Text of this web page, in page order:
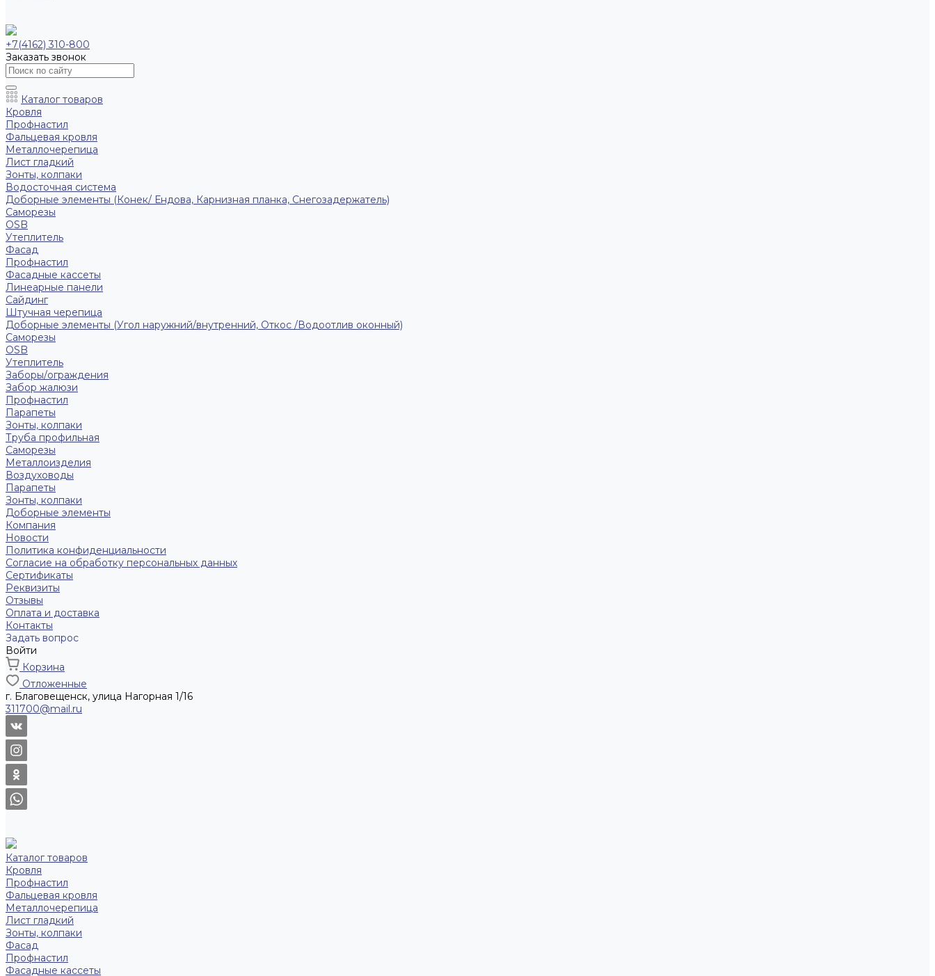
+7(4162) 310-800
Заказать звонок
Каталог товаров
Кровля
Профнастил
Фальцевая кровля
Металлочерепица
Лист гладкий
Зонты, колпаки
Водосточная система
Доборные элементы (Конек/ Ендова, Карнизная планка, Снегозадержатель)
Саморезы
ОSB
Утеплитель
Фасад
Профнастил
Фасадные кассеты
Линеарные панели
Сайдинг
Штучная черепица
Доборные элементы (Угол наружний/внутренний, Откос /Водоотлив оконный)
Саморезы
OSB
Утеплитель
Заборы/ограждения
Забор жалюзи
Профнастил
Парапеты
Зонты, колпаки
Труба профильная
Саморезы
Металлоизделия
Воздуховоды
Парапеты
Зонты, колпаки
Доборные элементы
Компания
Новости
Политика конфиденциальности
Согласие на обработку персональных данных
Сертификаты
Реквизиты
Отзывы
Оплата и доставка
Контакты
Задать вопрос
Войти
Корзина
Отложенные
г. Благовещенск, улица Нагорная 1/16
311700@mail.ru
Каталог товаров
Кровля
Профнастил
Фальцевая кровля
Металлочерепица
Лист гладкий
Зонты, колпаки
Фасад
Профнастил
Фасадные кассеты